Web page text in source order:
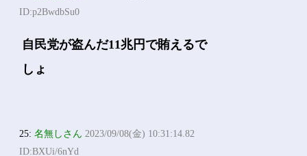
ID:p2BwdbSu0
自民党が盗んだ11兆円で賄えるで
しょ
25:名無しさん 2023/09/08(金) 10:31:14.82
ID:BXUi/6nYd